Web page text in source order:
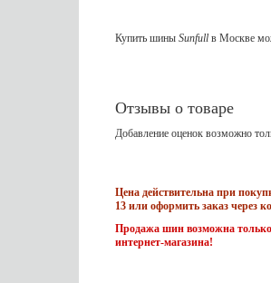
Купить шины Sunfull в Москве
Отзывы о товаре
Добавление оценок возможно
Цена действительна при
13 или оформить заказ через
Продажа шин возможна только
интернет-магазина!